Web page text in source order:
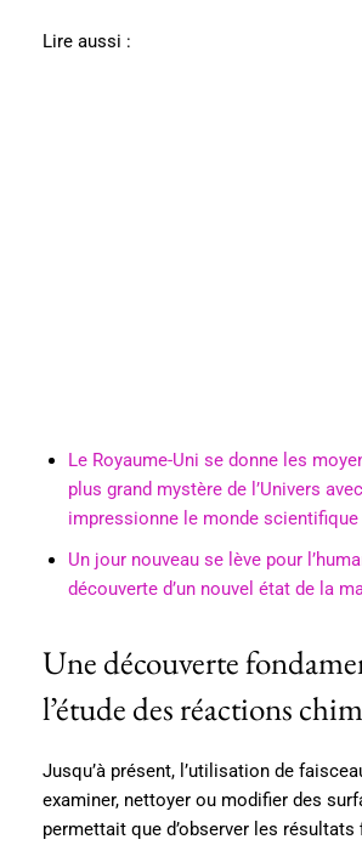
Lire aussi :
Le Royaume-Uni se donne les
plus grand mystère de l’Univers
impressionne le monde scientifique
Un jour nouveau se lève pour
découverte d’un nouvel état de la
Une découverte
l’étude des réactions
Jusqu’à présent, l’utilisation de
examiner, nettoyer ou modifier des
permettait que d’observer les résultats